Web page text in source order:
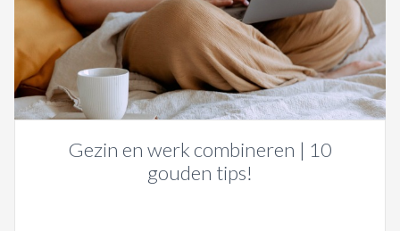
Gezin en werk combineren | 10
gouden tips!